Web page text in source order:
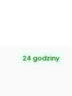
24 godziny